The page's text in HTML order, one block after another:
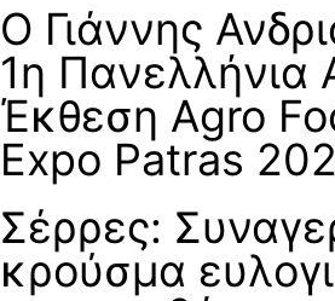
Ο Γιάννης
1η Πανελλήνια
Έκθεση Agro
Expo Patras
Σέρρες:
κρούσμα